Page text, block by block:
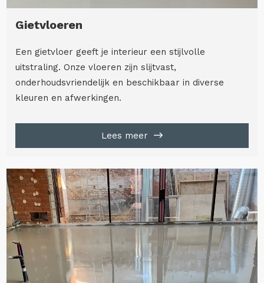
Gietvloeren
Een gietvloer geeft je interieur een stijlvolle
uitstraling. Onze vloeren zijn slijtvast,
onderhoudsvriendelijk en beschikbaar in diverse
kleuren en afwerkingen.
Lees meer